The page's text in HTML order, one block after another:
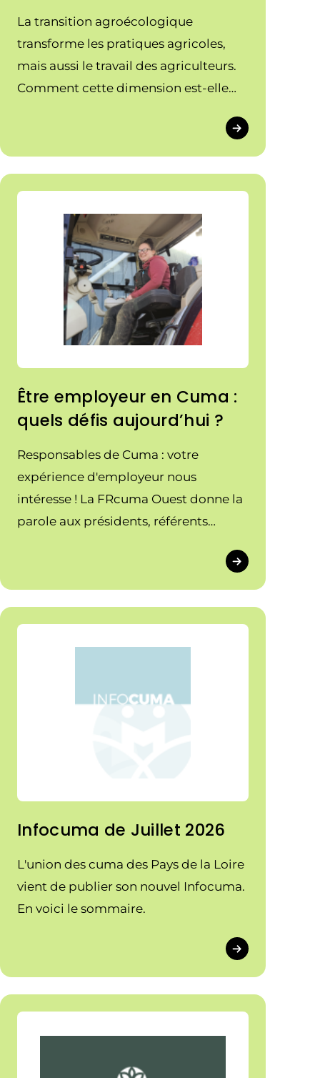
La transition agroécologique
transforme les pratiques agricoles,
mais aussi le travail des agriculteurs.
Comment cette dimension est-elle
Être employeur en Cuma :
quels défis aujourd’hui ?
Responsables de Cuma : votre
expérience d'employeur nous
intéresse ! La FRcuma Ouest donne la
parole aux présidents, référents
salariat dans les Cuma employeuses
et identifier des pistes d'amélioration.
Infocuma de Juillet 2026
L'union des cuma des Pays de la Loire
vient de publier son nouvel Infocuma.
En voici le sommaire.